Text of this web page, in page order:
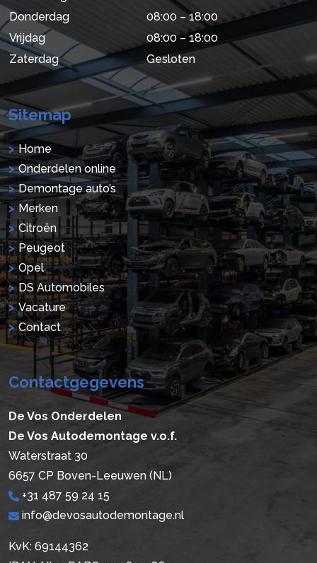
Donderdag
08:00 – 18:00
Vrijdag
08:00 – 18:00
Zaterdag
Gesloten
Sitemap
Home
Onderdelen online
Demontage auto’s
Merken
Citroën
Peugeot
Opel
DS Automobiles
Vacature
Contact
Contactgegevens
De Vos Onderdelen
De Vos Autodemontage v.o.f.
Waterstraat 30
6657 CP Boven-Leeuwen (NL)
+31 487 59 24 15
info@devosautodemontage.nl
KvK: 69144362